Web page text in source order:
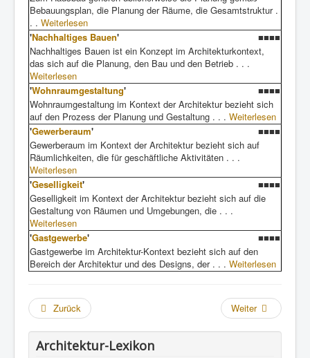
Bebauungsplan, die Planung der Räume, die Gesamtstruktur .
. . Weiterlesen
'Nachhaltiges Bauen'
■■■■
Nachhaltiges Bauen ist ein Konzept im Architekturkontext,
das sich auf die Planung, den Bau und den Betrieb . . .
Weiterlesen
'Wohnraumgestaltung'
■■■■
Wohnraumgestaltung im Kontext der Architektur bezieht sich
auf den Prozess der Planung und Gestaltung . . . Weiterlesen
'Gewerberaum'
■■■■
Gewerberaum im Kontext der Architektur bezieht sich auf
Räumlichkeiten, die für geschäftliche Aktivitäten . . .
Weiterlesen
'Geselligkeit'
■■■■
Geselligkeit im Kontext der Architektur bezieht sich auf die
Gestaltung von Räumen und Umgebungen, die . . .
Weiterlesen
'Gastgewerbe'
■■■■
Gastgewerbe im Architektur-Kontext bezieht sich auf den
Bereich der Architektur und des Designs, der . . . Weiterlesen
Zurück Weiter
Architektur-Lexikon